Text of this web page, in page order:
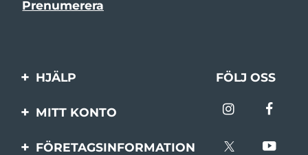
HJÄLP
Kontakta oss
FÖLJ OSS
MITT KONTO
Produktregistrering
FÖRETAGSINFORMATION